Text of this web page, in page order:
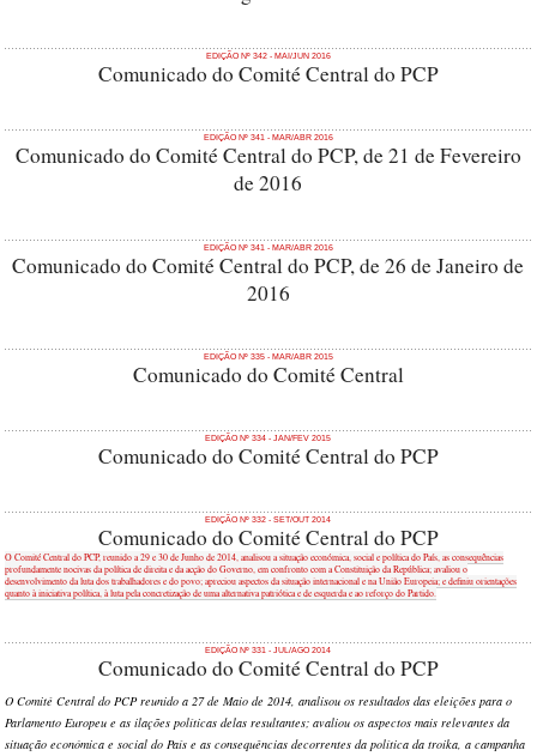
EDIÇÃO Nº 342 - MAI/JUN 2016
Comunicado do Comité Central do PCP
EDIÇÃO Nº 341 - MAR/ABR 2016
Comunicado do Comité Central do PCP, de 21 de Fevereiro
de 2016
EDIÇÃO Nº 341 - MAR/ABR 2016
Comunicado do Comité Central do PCP, de 26 de Janeiro de
2016
EDIÇÃO Nº 335 - MAR/ABR 2015
Comunicado do Comité Central
EDIÇÃO Nº 334 - JAN/FEV 2015
Comunicado do Comité Central do PCP
EDIÇÃO Nº 332 - SET/OUT 2014
Comunicado do Comité Central do PCP
O Comité Central do PCP, reunido a 29 e 30 de Junho de 2014, analisou a situação económica, social e política do País, as consequências
profundamente nocivas da política de direita e da acção do Governo, em confronto com a Constituição da República; avaliou o
desenvolvimento da luta dos trabalhadores e do povo; apreciou aspectos da situação internacional e na União Europeia; e definiu orientações
quanto à iniciativa política, à luta pela concretização de uma alternativa patriótica e de esquerda e ao reforço do Partido.
EDIÇÃO Nº 331 - JUL/AGO 2014
Comunicado do Comité Central do PCP
O Comité Central do PCP reunido a 27 de Maio de 2014, analisou os resultados das eleições para o
Parlamento Europeu e as ilações políticas delas resultantes; avaliou os aspectos mais relevantes da
situação económica e social do País e as consequências decorrentes da política da troika, a campanha